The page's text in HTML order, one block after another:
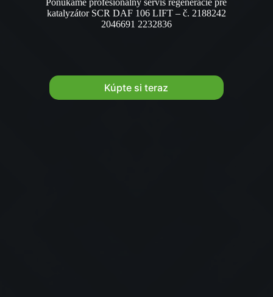
KÚPTE TERAZ
Kúpte si teraz
Ponúkame profesionálny servis regenerácie pre
katalyzátor SCR DAF 106 LIFT – č. 2188242
2046691 2232836
Kúpte si teraz